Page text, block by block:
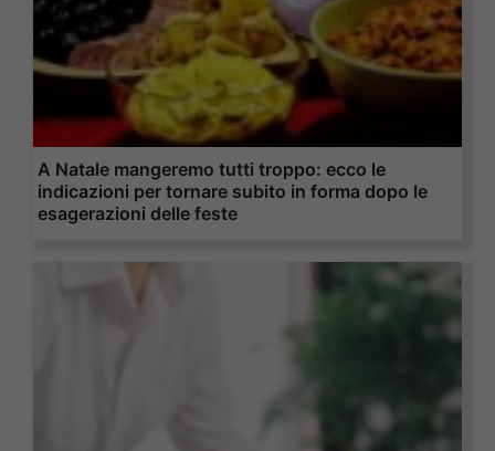
A Natale mangeremo tutti troppo: ecco le
indicazioni per tornare subito in forma dopo le
esagerazioni delle feste